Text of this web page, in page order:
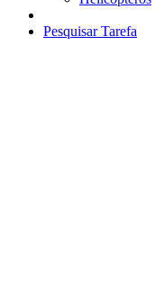
Pesquisar Tarefa